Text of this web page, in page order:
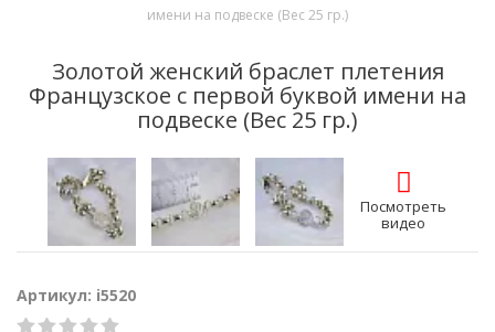
имени на подвеске (Вес 25 гр.)
Золотой женский браслет плетения
Французское с первой буквой имени на
подвеске (Вес 25 гр.)
Посмотреть
видео
Артикул: i5520